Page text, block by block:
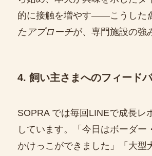
的に接触を増やす――こうした
たアプローチが、専門施設の強
4. 飼い主さまへのフィード
SOPRA では毎回LINEで成長レ
しています。「今日はボーダー
かけっこができました」「大型